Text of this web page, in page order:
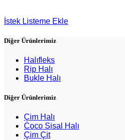
İstek Listeme Ekle
Diğer Ürünlerimiz
Halıfleks
Rip Halı
Bukle Halı
Diğer Ürünlerimiz
Çim Halı
Coco Sisal Halı
Çim Çit